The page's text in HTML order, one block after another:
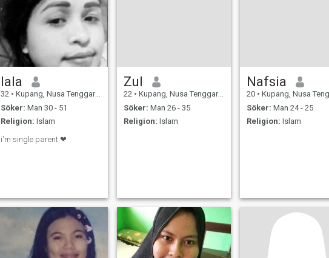
lala
32 • Kupang, Nusa Tenggara Timur, Indonesien
Söker: Man 30 - 51
Religion: Islam
i'm single parent ❤
Zul
22 • Kupang, Nusa Tenggara Timur, Indonesien
Söker: Man 26 - 35
Religion: Islam
Nafsia
20 • Kupang, Nusa Tenggara Timur,
Söker: Man 24 - 25
Religion: Islam